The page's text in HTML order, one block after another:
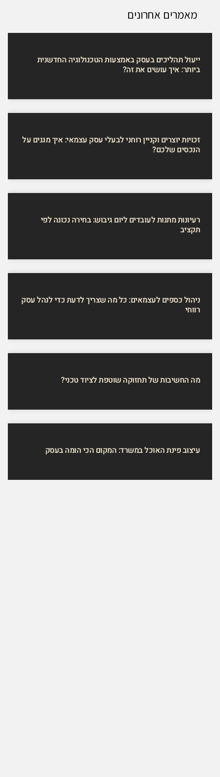
מאמרים אחרונים
ייעול תהליכים בעסק באמצעות הטכנולוגיה החדשנית
ביותר: איך עושים את זה?
זכויות יוצרים וקניין רוחני לבעלי עסק עצמאי: איך מגנים על
הנכסים שלכם?
רעיונות מתנות לעובדים ליום גיבוש: בחירה נכונה לפי
תקציב
ניהול כספים לעצמאים: כל מה שצריך לדעת כדי לנהל עסק
רווחי
מה החשיבות של תחזוקה שוטפת לציוד טכני?
עיצוב פינת האוכל במשרד: המקום הכי הומה בעסק